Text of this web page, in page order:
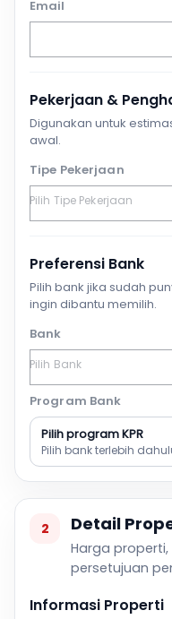
Email
Pekerjaan &
Digunakan untuk
awal.
Tipe Pekerjaan
Preferensi Bank
Pilih bank jika sudah
ingin dibantu memilih.
Bank
Program Bank
Pilih program KPR
Pilih bank terlebih
2 Detail
Harga
persetujuan
Informasi Properti